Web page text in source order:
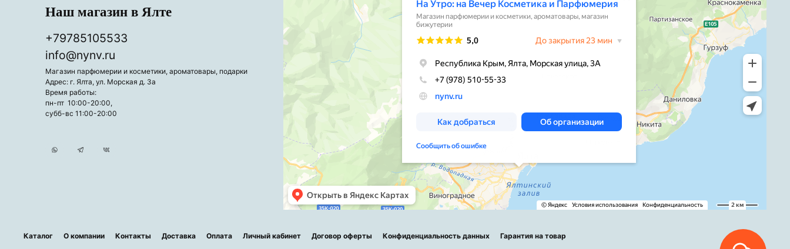
Наш магазин в Ялте
+79785105533
info@nynv.ru
Магазин парфюмерии и косметики, ароматовары, подарки
Адрес: г. Ялта, ул. Морская д. 3а
Время работы:
пн-пт 10:00-20:00,
субб-вс 11:00-20:00
Каталог О компании Контакты Доставка Оплата Личный кабинет Договор оферты Конфиденциальность данных Гарантия на товар